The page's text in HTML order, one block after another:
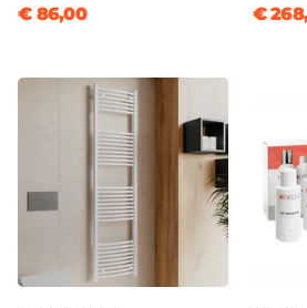
€ 86,00 €